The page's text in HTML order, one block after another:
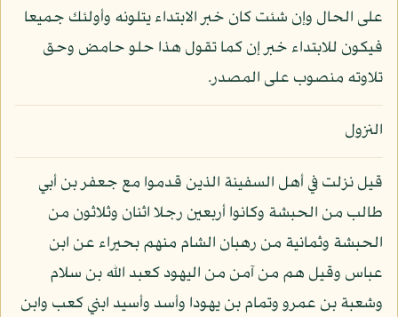
على الحال وإن شئت كان خبر الابتداء يتلونه وأولئك جميعا
فيكون للابتداء خبر إن كما تقول هذا حلو حامض وحق
تلاوته منصوب على المصدر.
النزول
قيل نزلت في أهل السفينة الذين قدموا مع جعفر بن أبي
طالب من الحبشة وكانوا أربعين رجلا اثنان وثلاثون من
الحبشة وثمانية من رهبان الشام منهم بحيراء عن ابن
عباس وقيل هم من آمن من اليهود كعبد الله بن سلام
وشعبة بن عمرو وتمام بن يهودا وأسد وأسيد ابني كعب وابن